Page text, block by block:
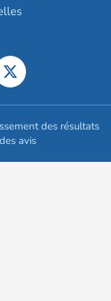
des résultats
avis